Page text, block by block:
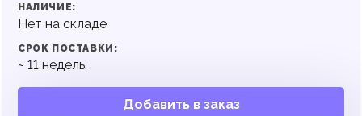
НАЛИЧИЕ:
Нет на складе
СРОК ПОСТАВКИ:
~ 11 недель,
Добавить в заказ